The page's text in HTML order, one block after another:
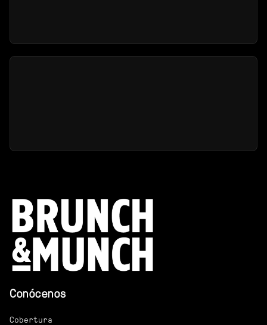
Conócenos
Cobertura